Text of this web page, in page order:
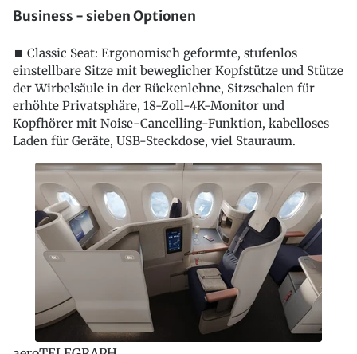
Business - sieben Optionen
⏹ Classic Seat: Ergonomisch geformte, stufenlos
einstellbare Sitze mit beweglicher Kopfstütze und Stütze
der Wirbelsäule in der Rückenlehne, Sitzschalen für
erhöhte Privatsphäre, 18-Zoll-4K-Monitor und
Kopfhörer mit Noise-Cancelling-Funktion, kabelloses
Laden für Geräte, USB-Steckdose, viel Stauraum.